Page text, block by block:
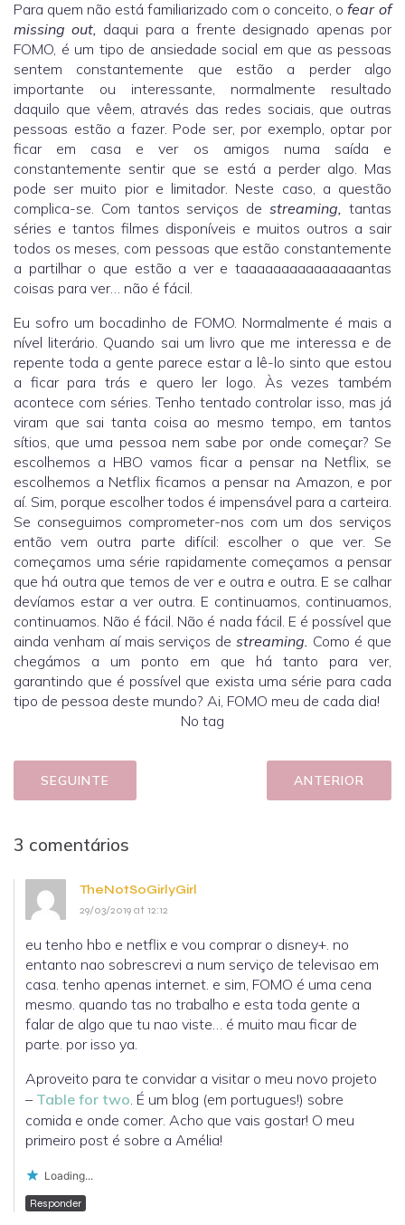
Para quem não está familiarizado com o conceito, o fear of
missing out, daqui para a frente designado apenas por
FOMO, é um tipo de ansiedade social em que as pessoas
sentem constantemente que estão a perder algo
importante ou interessante, normalmente resultado
daquilo que vêem, através das redes sociais, que outras
pessoas estão a fazer. Pode ser, por exemplo, optar por
ficar em casa e ver os amigos numa saída e
constantemente sentir que se está a perder algo. Mas
pode ser muito pior e limitador. Neste caso, a questão
complica-se. Com tantos serviços de streaming, tantas
séries e tantos filmes disponíveis e muitos outros a sair
todos os meses, com pessoas que estão constantemente
a partilhar o que estão a ver e taaaaaaaaaaaaaaantas
coisas para ver… não é fácil.
Eu sofro um bocadinho de FOMO. Normalmente é mais a
nível literário. Quando sai um livro que me interessa e de
repente toda a gente parece estar a lê-lo sinto que estou
a ficar para trás e quero ler logo. Às vezes também
acontece com séries. Tenho tentado controlar isso, mas já
viram que sai tanta coisa ao mesmo tempo, em tantos
sítios, que uma pessoa nem sabe por onde começar? Se
escolhemos a HBO vamos ficar a pensar na Netflix, se
escolhemos a Netflix ficamos a pensar na Amazon, e por
aí. Sim, porque escolher todos é impensável para a carteira.
Se conseguimos comprometer-nos com um dos serviços
então vem outra parte difícil: escolher o que ver. Se
começamos uma série rapidamente começamos a pensar
que há outra que temos de ver e outra e outra. E se calhar
devíamos estar a ver outra. E continuamos, continuamos,
continuamos. Não é fácil. Não é nada fácil. E é possível que
ainda venham aí mais serviços de streaming. Como é que
chegámos a um ponto em que há tanto para ver,
garantindo que é possível que exista uma série para cada
tipo de pessoa deste mundo? Ai, FOMO meu de cada dia!
No tag
SEGUINTE ANTERIOR
3 comentários
TheNotSoGirlyGirl
29/03/2019 at 12:12
eu tenho hbo e netflix e vou comprar o disney+. no
entanto nao sobrescrevi a num serviço de televisao em
casa. tenho apenas internet. e sim, FOMO é uma cena
mesmo. quando tas no trabalho e esta toda gente a
falar de algo que tu nao viste… é muito mau ficar de
parte. por isso ya.
Aproveito para te convidar a visitar o meu novo projeto
– Table for two. É um blog (em portugues!) sobre
comida e onde comer. Acho que vais gostar! O meu
primeiro post é sobre a Amélia!
Loading...
Responder